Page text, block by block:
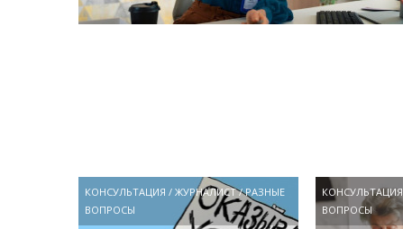
КОНСУЛЬТАЦИЯ / ЖУРНАЛИСТ/РАЗНЫЕ
ВОПРОСЫ
КОНСУЛЬТАЦИЯ
ВОПРОСЫ